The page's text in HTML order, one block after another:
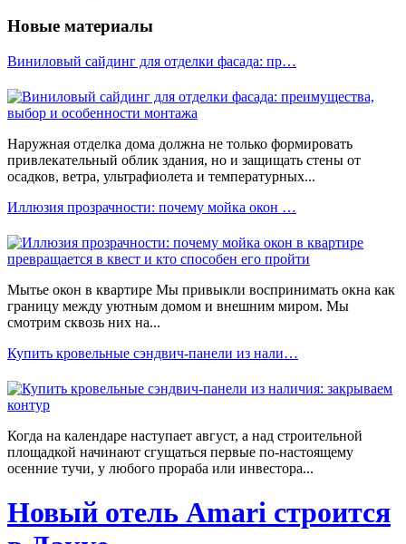
Новые материалы
Виниловый сайдинг для отделки фасада: пр…
Наружная отделка дома должна не только формировать
привлекательный облик здания, но и защищать стены от
осадков, ветра, ультрафиолета и температурных...
Иллюзия прозрачности: почему мойка окон …
Мытье окон в квартире Мы привыкли воспринимать окна как
границу между уютным домом и внешним миром. Мы
смотрим сквозь них на...
Купить кровельные сэндвич-панели из нали…
Когда на календаре наступает август, а над строительной
площадкой начинают сгущаться первые по-настоящему
осенние тучи, у любого прораба или инвестора...
Новый отель Amari строится